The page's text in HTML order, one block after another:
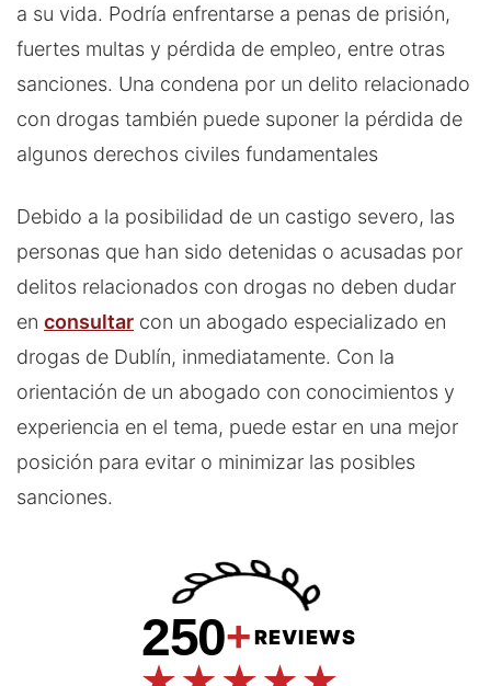
a su vida. Podría enfrentarse a penas de prisión,
fuertes multas y pérdida de empleo, entre otras
sanciones. Una condena por un delito relacionado
con drogas también puede suponer la pérdida de
algunos derechos civiles fundamentales
Debido a la posibilidad de un castigo severo, las
personas que han sido detenidas o acusadas por
delitos relacionados con drogas no deben dudar
en consultar con un abogado especializado en
drogas de Dublín, inmediatamente. Con la
orientación de un abogado con conocimientos y
experiencia en el tema, puede estar en una mejor
posición para evitar o minimizar las posibles
sanciones.
250+ REVIEWS